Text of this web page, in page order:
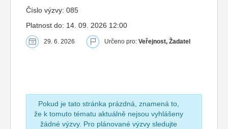
Číslo výzvy: 085
Platnost do: 14. 09. 2026 12:00
29. 6. 2026 Určeno pro: Veřejnost, Žadatel
Pokud je tato stránka prázdná, znamená to,
že k tomuto tématu aktuálně nejsou vyhlášeny
žádné výzvy. Pro plánované výzvy sledujte